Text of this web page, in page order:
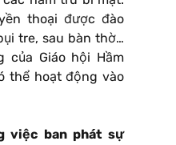
thoại được đào
tre, sau bàn thờ…
của Giáo hội Hầm
thể hoạt động vào
việc ban phát sự